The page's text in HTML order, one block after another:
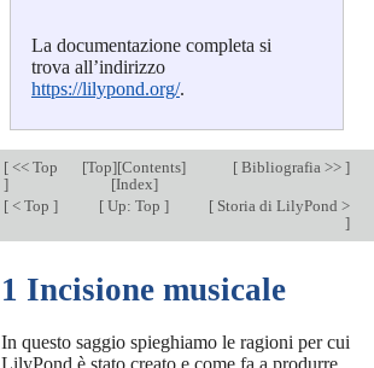
La documentazione completa si
trova all’indirizzo
https://lilypond.org/.
[<< Top
]
[Top][Contents]
[Index]
[Bibliografia >> ]
[< Top ] [ Up: Top] [Storia di LilyPond >
]
1 Incisione musicale
In questo saggio spieghiamo le ragioni per cui
LilyPond è stato creato e come fa a produrre